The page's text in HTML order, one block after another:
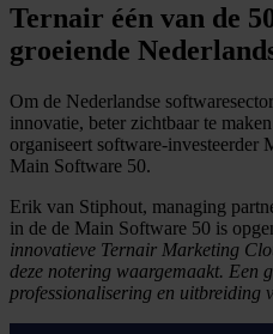
Ternair één van de
groeiende
Om de Nederlandse
innovatie, beter zichtbaar te
organiseert software-investeerder
Main Software 50.
Erik van Stiphout, managing
in de de Main Software 50 is
innovatieve Ternair Marketing
deze notering waargemaakt. Een
professionalisering en uitbreiding